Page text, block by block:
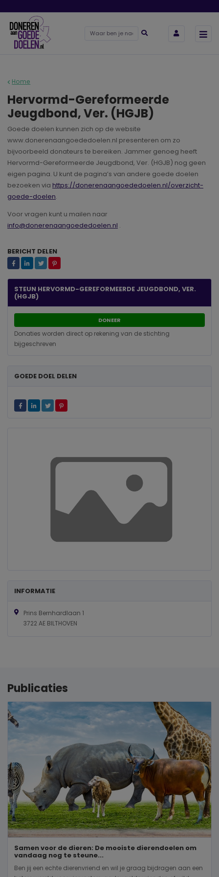
Home
Hervormd-Gereformeerde
Jeugdbond, Ver. (HGJB)
Goede doelen kunnen zich op de website
www.donerenaangoededoelen.nl presenteren om zo
bijvoorbeeld donateurs te bereiken. Jammer genoeg heeft
Hervormd-Gereformeerde Jeugdbond, Ver. (HGJB) nog geen
eigen pagina. U kunt de pagina’s van andere goede doelen
bezoeken via https://donerenaangoededoelen.nl/overzicht-
goede-doelen.
Voor vragen kunt u mailen naar
info@donerenaangoededoelen.nl .
BERICHT DELEN
STEUN HERVORMD-GEREFORMEERDE JEUGDBOND, VER.
(HGJB)
DONEER
Donaties worden direct op rekening van de stichting
bijgeschreven
GOEDE DOEL DELEN
INFORMATIE
Prins Bernhardlaan 1
3722 AE BILTHOVEN
Publicaties
Samen voor de dieren: De mooiste dierendoelen om
vandaag nog te steune...
Ben jij een echte dierenvriend en wil je graag bijdragen aan een